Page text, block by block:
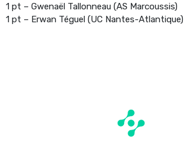
1 pt – Gwenaël Tallonneau (AS Marcoussis)
1 pt – Erwan Téguel (UC Nantes-Atlantique)